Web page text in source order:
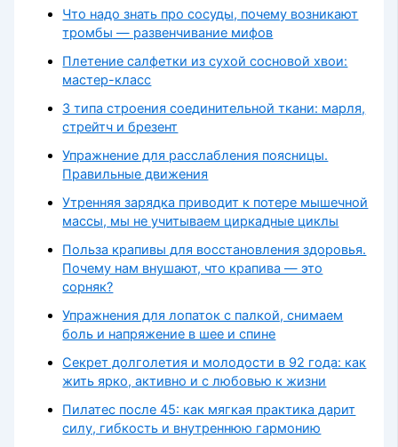
Что надо знать про сосуды, почему возникают
тромбы — развенчивание мифов
Плетение салфетки из сухой сосновой хвои:
мастер-класс
3 типа строения соединительной ткани: марля,
стрейтч и брезент
Упражнение для расслабления поясницы.
Правильные движения
Утренняя зарядка приводит к потере мышечной
массы, мы не учитываем циркадные циклы
Польза крапивы для восстановления здоровья.
Почему нам внушают, что крапива — это
сорняк?
Упражнения для лопаток с палкой, снимаем
боль и напряжение в шее и спине
Секрет долголетия и молодости в 92 года: как
жить ярко, активно и с любовью к жизни
Пилатес после 45: как мягкая практика дарит
силу, гибкость и внутреннюю гармонию